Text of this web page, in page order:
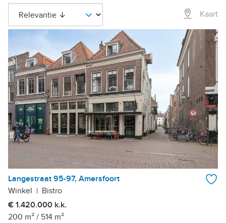
Kaart
Langestraat 95-97, Amersfoort
Winkel | Bistro
€ 1.420.000 k.k.
200 m² / 514 m²